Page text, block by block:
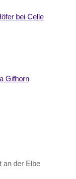
bei Celle
Gifhorn
an der Elbe